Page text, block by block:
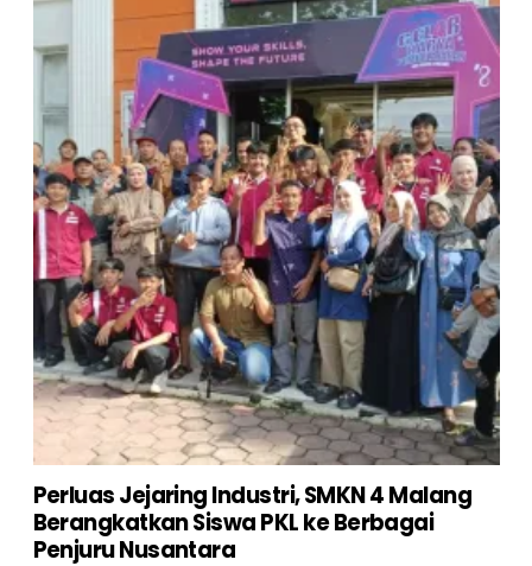
Perluas Jejaring Industri, SMKN 4 Malang
Berangkatkan Siswa PKL ke Berbagai
Penjuru Nusantara